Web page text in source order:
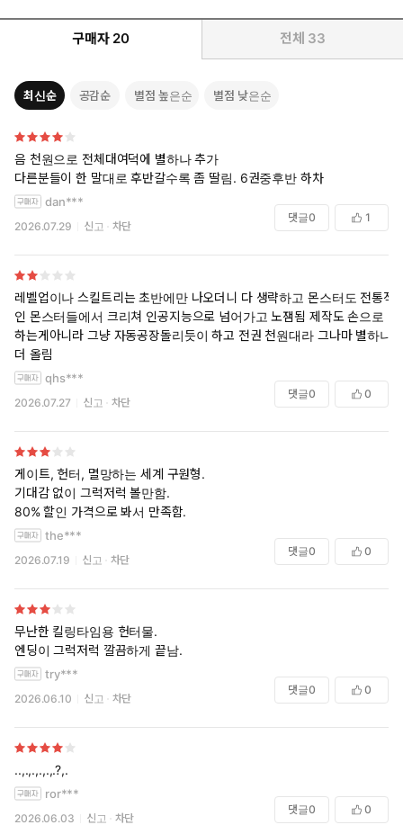
구매자 20 전체 33
최신순 공감순 별점 높은순 별점 낮은순
음 천원으로 전체대여덕에 별하나 추가
다른분들이 한 말대로 후반갈수록 좀 딸림. 6권중후반 하차
dan***
2026.07.29 신고 차단
댓글0 1
레벨업이나 스킬트리는 초반에만 나오더니 다 생략하고 몬스터도 전통적
인 몬스터들에서 크리쳐 인공지능으로 넘어가고 노잼됨 제작도 손으로
하는게아니라 그냥 자동공장돌리듯이 하고 전권 천원대라 그나마 별하나
더 올림
qhs***
2026.07.27 신고 차단
댓글0 0
게이트, 헌터, 멸망하는 세계 구원형.
기대감 없이 그럭저럭 볼만함.
80% 할인 가격으로 봐서 만족함.
the***
2026.07.19 신고 차단
댓글0 0
무난한 킬링타임용 헌터물.
엔딩이 그럭저럭 깔끔하게 끝남.
try***
2026.06.10 신고 차단
댓글0 0
..,.,.,.,.,.?,.
ror***
2026.06.03 신고 차단
댓글0 0